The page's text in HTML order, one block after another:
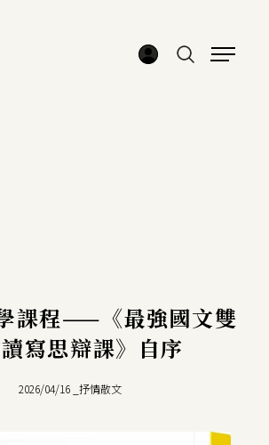
課程——《最強國文雙
寫思辯課》自序
2026/04/16 抒情散文